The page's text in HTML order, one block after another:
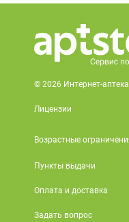
© 2026 Интернет-
Лицензии
Возрастные
Пункты выдачи
Оплата и доставка
Задать вопрос